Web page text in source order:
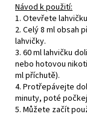
Návod k použití:
1. Otevřete
2. Celý 8 ml obsah
lahvičky.
3. 60 ml lahvičku
nebo hotovou
ml příchutě).
4. Protřepávejte
minuty, poté
5. Můžete začít